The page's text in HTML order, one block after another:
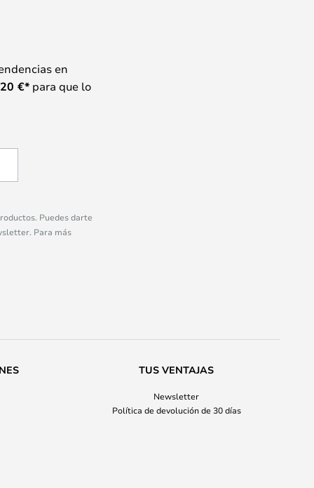
en
20 €*para que lo
Puedes darte
Para más
TUS VENTAJAS
Newsletter
Política de devolución de 30 días